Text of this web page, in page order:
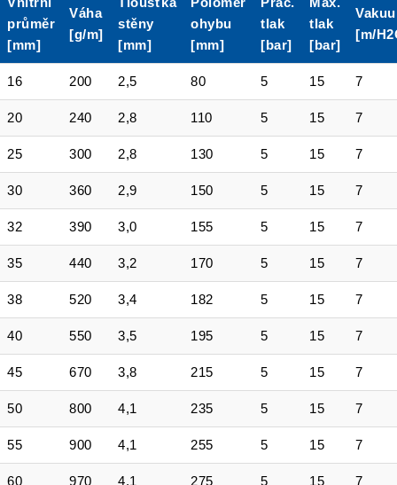
průměr
[mm]
Váha
[g/m]
stěny
[mm]
ohybu
[mm]
tlak
[bar]
tlak
[bar]
[m/
16 200 2,5 80 5 15 7
20 240 2,8 110 5 15 7
25 300 2,8 130 5 15 7
30 360 2,9 150 5 15 7
32 390 3,0 155 5 15 7
35 440 3,2 170 5 15 7
38 520 3,4 182 5 15 7
40 550 3,5 195 5 15 7
45 670 3,8 215 5 15 7
50 800 4,1 235 5 15 7
55 900 4,1 255 5 15 7
60 970 4,1 275 5 15 7